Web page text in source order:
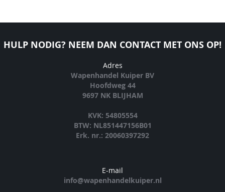
HULP NODIG? NEEM DAN CONTACT MET ONS OP!
Adres
Wapenhandel Kuiper BV
Hoofdweg 44
9697 NK BLIJHAM
KVK: 54805554
BTW: NL851447156B01
Erk. nr.: 20060397292
E-mail
info@wapenhandelkuiper.nl